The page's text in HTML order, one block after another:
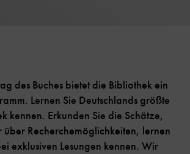
des Buches bietet die Bibliothek ein
Lernen Sie Deutschlands größte
kennen. Erkunden Sie die Schätze,
über Recherchemöglichkeiten, lernen
exklusiven Lesungen kennen. Wir